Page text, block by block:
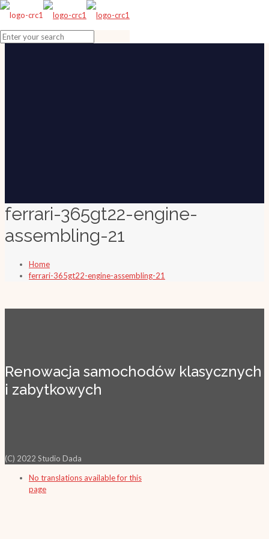
ferrari-365gt22-engine-
assembling-21
Home
ferrari-365gt22-engine-assembling-21
Renowacja samochodów klasycznych
i zabytkowych
(C) 2022 Studio Dada
No translations available for this
page